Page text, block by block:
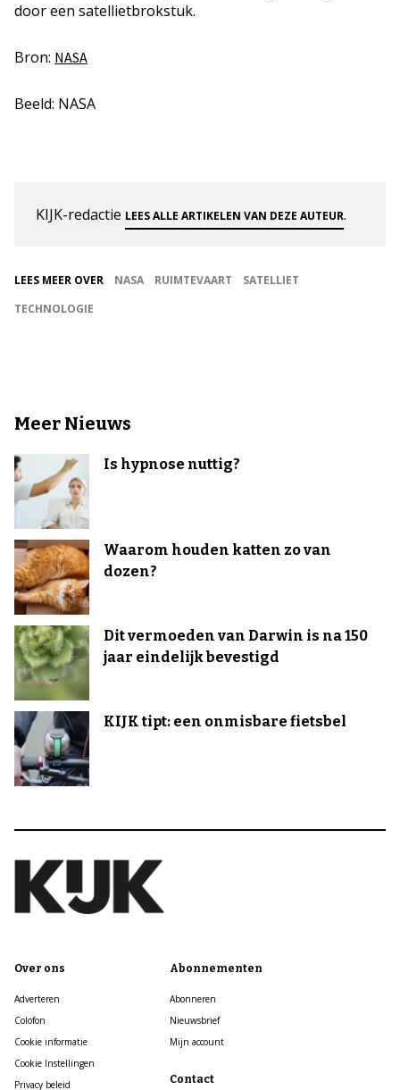
door een satellietbrokstuk.
Bron: NASA
Beeld: NASA
KIJK-redactie LEES ALLE ARTIKELEN VAN DEZE AUTEUR.
LEES MEER OVER NASA RUIMTEVAART
SATELLIET
TECHNOLOGIE
Meer Nieuws
Is hypnose nuttig?
Waarom houden katten zo van
dozen?
Dit vermoeden van Darwin is na 150
jaar eindelijk bevestigd
KIJK tipt: een onmisbare fietsbel
Over ons
Adverteren
Colofon
Cookie informatie
Cookie Instellingen
Privacy beleid
Abonnementen
Abonneren
Nieuwsbrief
Mijn account
Contact